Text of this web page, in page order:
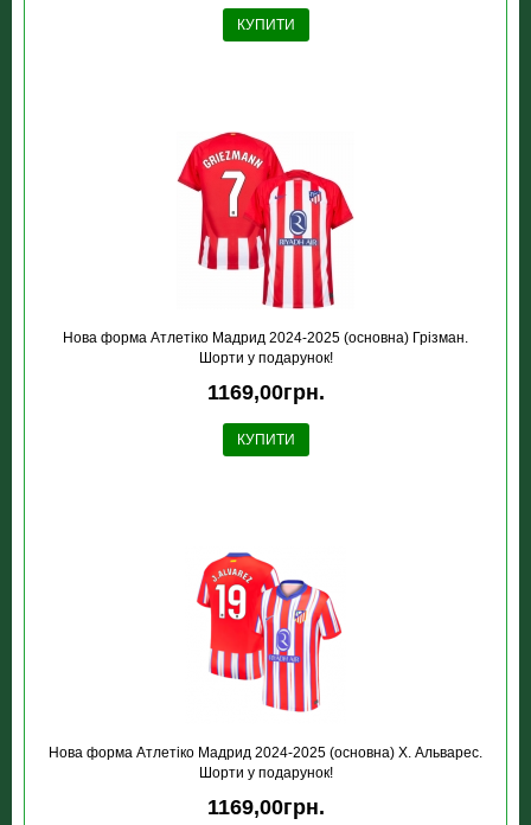
КУПИТИ
Нова форма Атлетіко Мадрид 2024-2025 (основна) Грізман.
Шорти у подарунок!
1169,00грн.
КУПИТИ
Нова форма Атлетіко Мадрид 2024-2025 (основна) Х. Альварес.
Шорти у подарунок!
1169,00грн.